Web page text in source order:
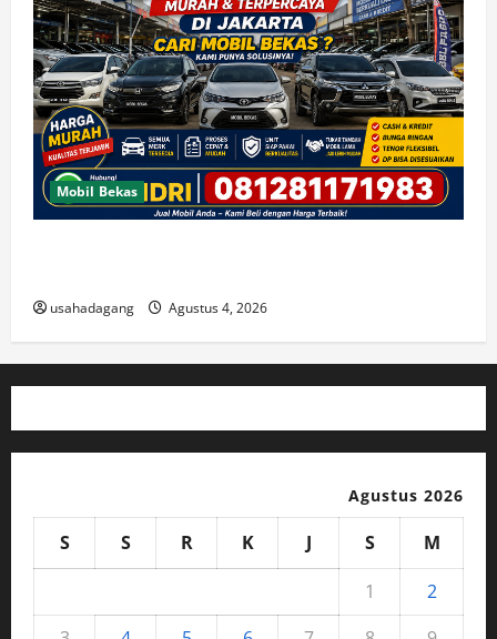
Mobil Bekas
usahadagang Agustus 4, 2026
Agustus 2026
S S R K J S
M
1
2